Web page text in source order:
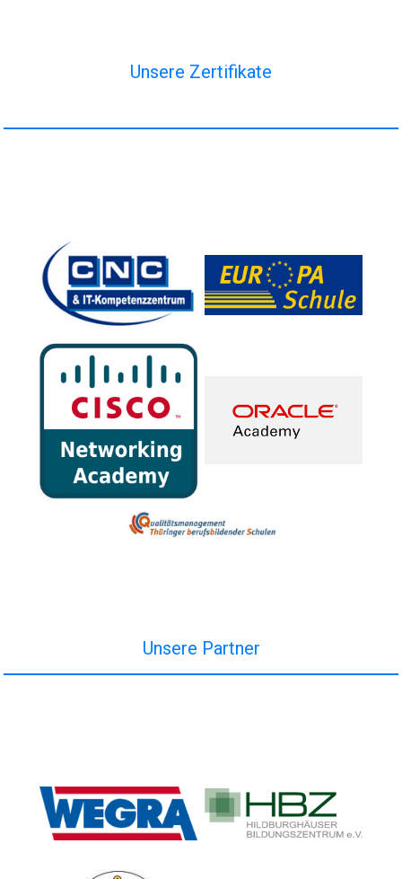
Unsere Zertifikate
Unsere Partner